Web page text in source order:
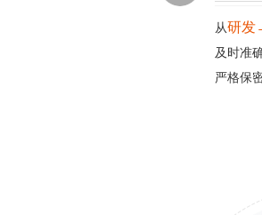
从研发
及时准
严格保